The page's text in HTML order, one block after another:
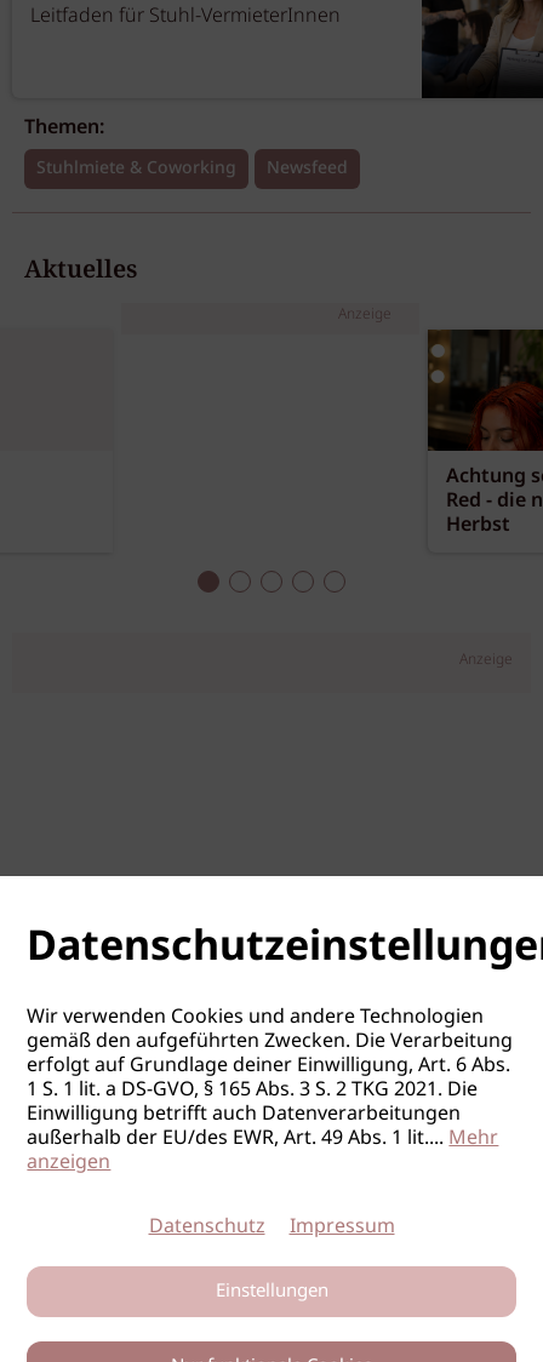
Leitfaden für Stuhl-VermieterInnen
Themen:
Stuhlmiete & Coworking Newsfeed
Aktuelles
Anzeige
Achtung
Red - die
Herbst
Anzeige
Wir verwenden Cookies und andere Technologien
gemäß den aufgeführten Zwecken. Die Verarbeitung
erfolgt auf Grundlage deiner Einwilligung, Art. 6 Abs.
1 S. 1 lit. a DS-GVO, § 165 Abs. 3 S. 2 TKG 2021. Die
Einwilligung betrifft auch Datenverarbeitungen
außerhalb der EU/des EWR, Art. 49 Abs. 1 lit....Mehr
anzeigen
Datenschutz Impressum
Einstellungen